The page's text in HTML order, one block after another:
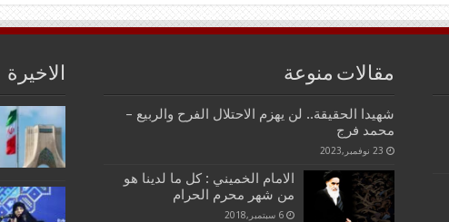
مقالات منوعة
شهيدا الحقيقة.. لن يهزم الاحتلال الفرح والربيع –
محمد فرج
23 نوفمبر,2023
الامام الخميني : كل ما لدينا هو
من شهر محرم الحرام
6 سبتمبر,2018
الاخيرة